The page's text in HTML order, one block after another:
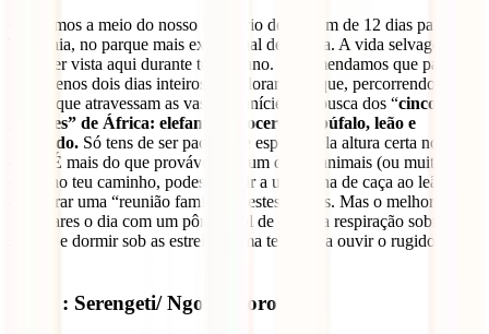
Chegamos a meio do nosso itinerário de viagem de 12 dias para a
Tanzânia, no parque mais excecional de África. A vida selvagem
pode ser vista aqui durante todo o ano. Recomendamos que passes
pelo menos dois dias inteiros a explorar o parque, percorrendo os
trilhos que atravessam as vastas planícies em busca dos “cinco
grandes” de África: elefante, rinoceronte, búfalo, leão e
leopardo. Só tens de ser paciente e esperar pela altura certa no local
certo. É mais do que provável que um destes animais (ou muitos) se
cruze no teu caminho, podes assistir a uma cena de caça ao leão ou
encontrar uma “reunião familiar” destes felinos. Mas o melhor é
terminares o dia com um pôr-do-sol de cortar a respiração sobre a
savana e dormir sob as estrelas numa tenda… a ouvir o rugido do
Dia 7 : Serengeti/ Ngorongoro